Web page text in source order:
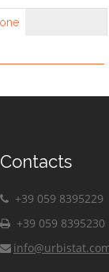
Contacts
+39 059 8395229
+39 059 8395230